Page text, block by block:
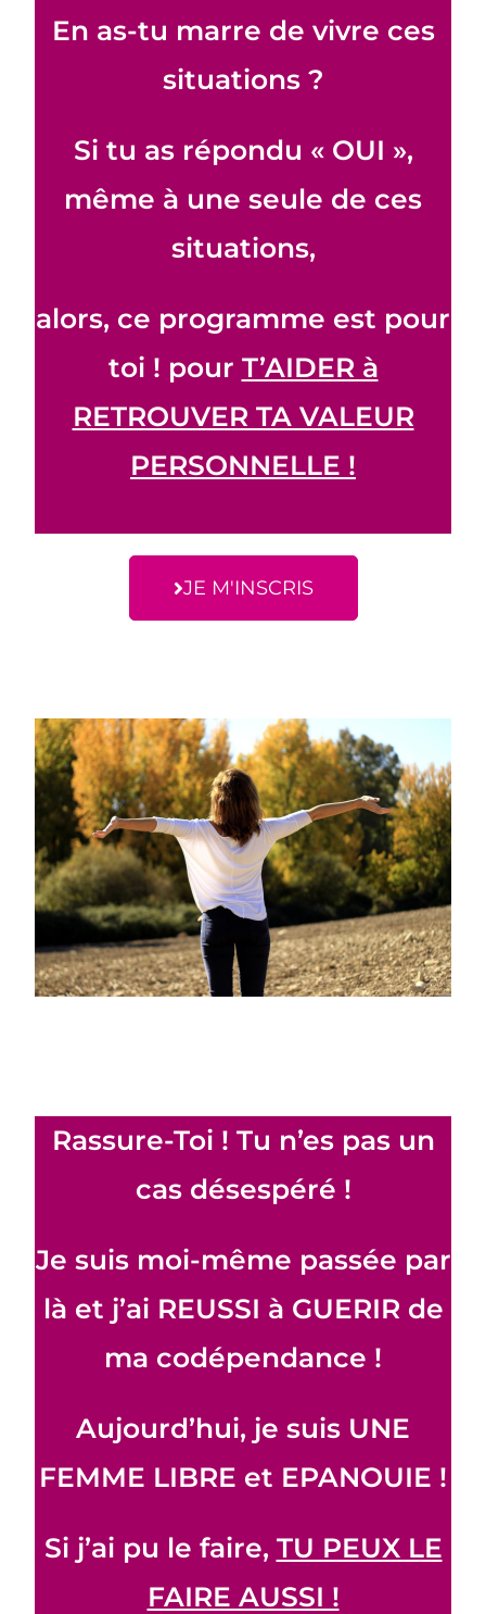
En as-tu marre de vivre ces
situations ?
Si tu as répondu « OUI »,
même à une seule de ces
situations,
alors, ce programme est pour
toi ! pour T’AIDER à
RETROUVER TA VALEUR
PERSONNELLE !
JE M'INSCRIS
Rassure-Toi ! Tu n’es pas un
cas désespéré !
Je suis moi-même passée par
là et j’ai REUSSI à GUERIR de
ma codépendance !
Aujourd’hui, je suis UNE
FEMME LIBRE et EPANOUIE !
Si j’ai pu le faire, TU PEUX LE
FAIRE AUSSI !